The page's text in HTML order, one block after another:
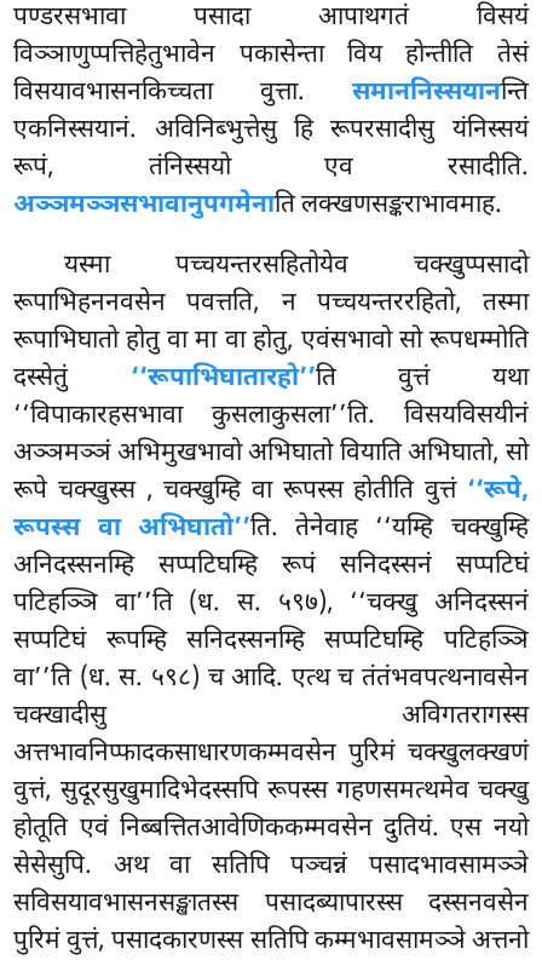
पण्डरसभावा पसादा आपाथगतं विसयं
विञ्ञाणुप्पत्तिहेतुभावेन पकासेन्ता विय होन्तीति तेसं
विसयावभासनकिच्चता वुत्ता. समाननिस्सयानन्ति
एकनिस्सयानं. अविनिब्भुत्तेसु हि रूपरसादीसु यंनिस्सयं
रूपं, तंनिस्सयो एव रसादीति.
अञ्ञमञ्ञसभावानुपगमेनाति लक्खणसङ्कराभावमाह.
यस्मा पच्चयन्तरसहितोयेव चक्खुप्पसादो
रूपाभिहननवसेन पवत्तति, न पच्चयन्तररहितो, तस्मा
रूपाभिघातो होतु वा मा वा होतु, एवंसभावो सो रूपधम्मोति
दस्सेतुं ‘‘रूपाभिघातारहो’’ति वुत्तं यथा
‘‘विपाकारहसभावा कुसलाकुसला’’ति. विसयविसयीनं
अञ्ञमञ्ञं अभिमुखभावो अभिघातो वियाति अभिघातो, सो
रूपे चक्खुस्स , चक्खुम्हि वा रूपस्स होतीति वुत्तं ‘‘रूपे,
रूपस्स वा अभिघातो’’ति. तेनेवाह ‘‘यम्हि चक्खुम्हि
अनिदस्सनम्हि सप्पटिघम्हि रूपं सनिदस्सनं सप्पटिघं
पटिहञ्ञि वा’’ति (ध. स. ५९७), ‘‘चक्खु अनिदस्सनं
सप्पटिघं रूपम्हि सनिदस्सनम्हि सप्पटिघम्हि पटिहञ्ञि
वा’’ति (ध. स. ५९८) च आदि. एत्थ च तंतंभवपत्थनावसेन
चक्खादीसु अविगतरागस्स
अत्तभावनिप्फादकसाधारणकम्मवसेन पुरिमं चक्खुलक्खणं
वुत्तं, सुदूरसुखुमादिभेदस्सपि रूपस्स गहणसमत्थमेव चक्खु
होतूति एवं निब्बत्तितआवेणिककम्मवसेन दुतियं. एस नयो
सेसेसुपि. अथ वा सतिपि पञ्चन्नं पसादभावसामञ्ञे
सविसयावभासनसङ्खातस्स पसादब्यापारस्स दस्सनवसेन
पुरिमं वुत्तं, पसादकारणस्स सतिपि कम्मभावसामञ्ञे अत्तनो